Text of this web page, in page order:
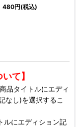
480円(税込)
て】
品タイトルにエディ
なし)を選択するこ
ルにエディション記